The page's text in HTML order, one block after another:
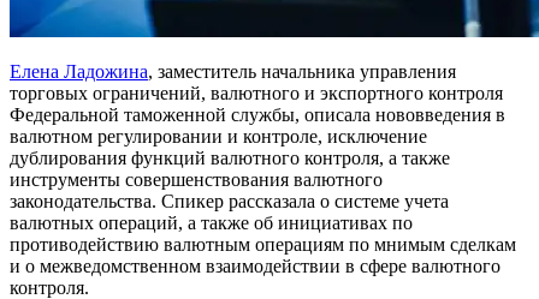
Елена Ладожина, заместитель начальника управления
торговых ограничений, валютного и экспортного контроля
Федеральной таможенной службы, описала нововведения в
валютном регулировании и контроле, исключение
дублирования функций валютного контроля, а также
инструменты совершенствования валютного
законодательства. Спикер рассказала о системе учета
валютных операций, а также об инициативах по
противодействию валютным операциям по мнимым сделкам
и о межведомственном взаимодействии в сфере валютного
контроля.